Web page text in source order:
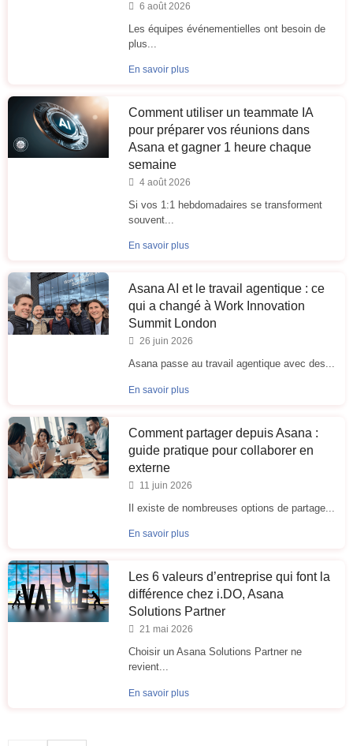
6 août 2026
Les équipes événementielles ont besoin de
plus...
En savoir plus
Comment utiliser un teammate IA
pour préparer vos réunions dans
Asana et gagner 1 heure chaque
semaine
4 août 2026
Si vos 1:1 hebdomadaires se transforment
souvent...
En savoir plus
Asana AI et le travail agentique : ce
qui a changé à Work Innovation
Summit London
26 juin 2026
Asana passe au travail agentique avec des...
En savoir plus
Comment partager depuis Asana :
guide pratique pour collaborer en
externe
11 juin 2026
Il existe de nombreuses options de partage...
En savoir plus
Les 6 valeurs d’entreprise qui font la
différence chez i.DO, Asana
Solutions Partner
21 mai 2026
Choisir un Asana Solutions Partner ne
revient...
En savoir plus